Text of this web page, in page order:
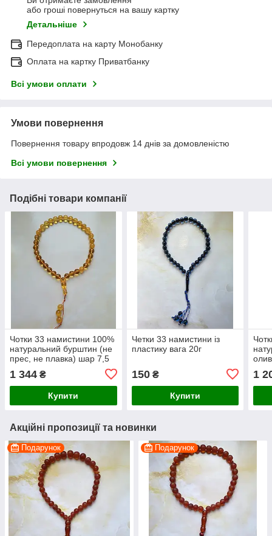
або гроші повернуться на вашу картку
Детальніше
Передоплата на карту Монобанку
Оплата на картку Приватбанку
Всі умови оплати
Умови повернення
Повернення товару впродовж 14 днів за домовленістю
Всі умови повернення
Подібні товари компанії
Чотки 33 намистини 100%
натуральний бурштин (не
прес, не плавка) шар 7,5
1 344 ₴
Купити
Четки 33 намистини із
пластику вага 20г
150₴
Купити
1
Акційні пропозиції та новинки
Подарунок Подарунок